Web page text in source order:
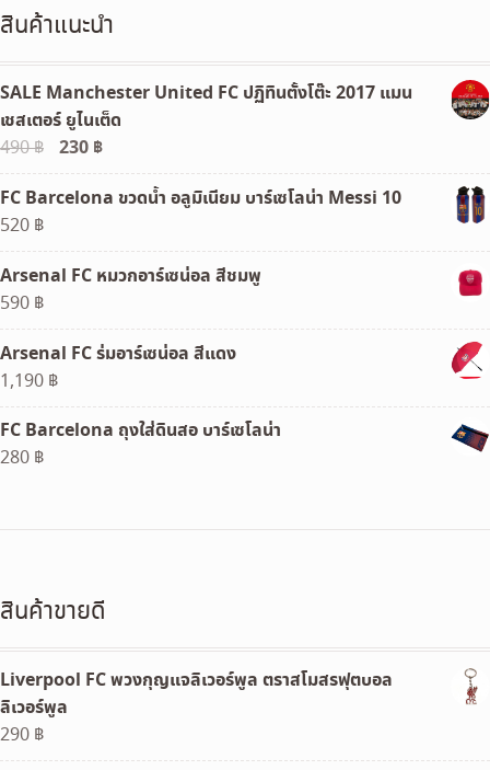
สินค้าแนะนำ
SALE Manchester United FC ปฏิทินตั้งโต๊ะ 2017 แมน
เชสเตอร์ ยูไนเต็ด
490฿
Original
price
was:
230 ฿Current
price
is:
FC Barcelona ขวดน้ำ อลูมิเนียม บาร์เซโลน่า Messi 10
520 ฿
Arsenal FC หมวกอาร์เซน่อล สีชมพู
590 ฿
Arsenal FC ร่มอาร์เซน่อล สีแดง
1,190 ฿
FC Barcelona ถุงใส่ดินสอ บาร์เซโลน่า
280 ฿
สินค้าขายดี
Liverpool FC พวงกุญแจลิเวอร์พูล ตราสโมสรฟุตบอล
ลิเวอร์พูล
290 ฿